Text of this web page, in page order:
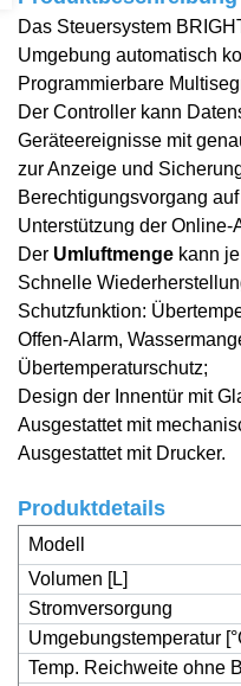
Das Steuersystem
Umgebung automatisch
Programmierbare
Der Controller kann
Geräteereignisse mit
zur Anzeige und
Berechtigungsvorgang
Unterstützung der
Der Umluftmenge kann
Schnelle
Schutzfunktion:
Offen-Alarm,
Übertemperaturschutz;
Design der Innentür mit
Ausgestattet mit
Ausgestattet mit Drucker.
Produktdetails
Modell
Volumen [L]
Stromversorgung
Umgebungstemperatur
Temp. Reichweite ohne